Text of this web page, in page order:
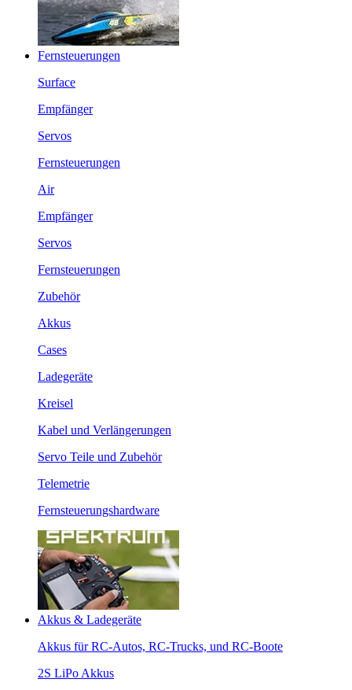
Fernsteuerungen
Surface
Empfänger
Servos
Fernsteuerungen
Air
Empfänger
Servos
Fernsteuerungen
Zubehör
Akkus
Cases
Ladegeräte
Kreisel
Kabel und Verlängerungen
Servo Teile und Zubehör
Telemetrie
Fernsteuerungshardware
Akkus & Ladegeräte
Akkus für RC-Autos, RC-Trucks, und RC-Boote
2S LiPo Akkus